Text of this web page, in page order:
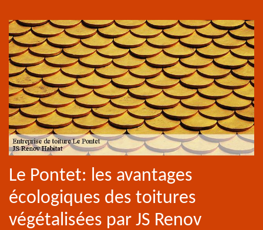
Le Pontet: les avantages
écologiques des toitures
végétalisées par JS Renov